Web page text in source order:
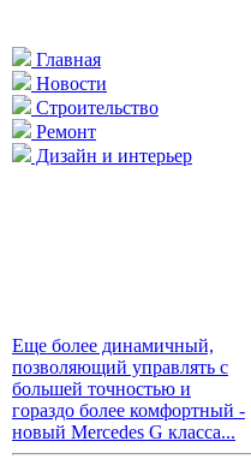
Главная
Новости
Строительство
Ремонт
Дизайн и интерьер
Еще более динамичный,
позволяющий управлять с
большей точностью и
гораздо более комфортный -
новый Mercedes G класса...